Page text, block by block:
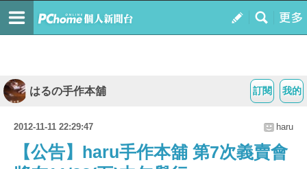
我的
訂閱
はるの手作本舖
2012-11-11 22:29:47 haru
【公告】haru手作本舖 第7次義賣會